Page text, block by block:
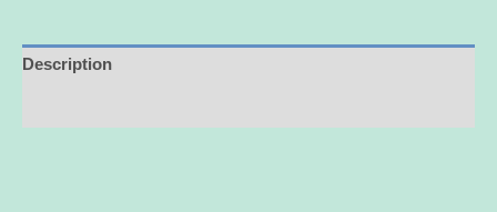
Description